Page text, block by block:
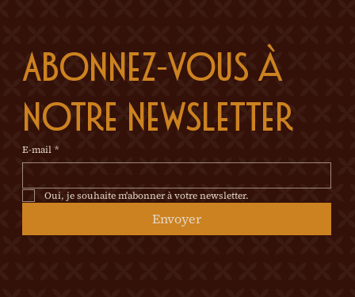
Abonnez-vous à
notre newsletter
E-mail *
Oui, je souhaite m'abonner à votre newsletter.
Envoyer